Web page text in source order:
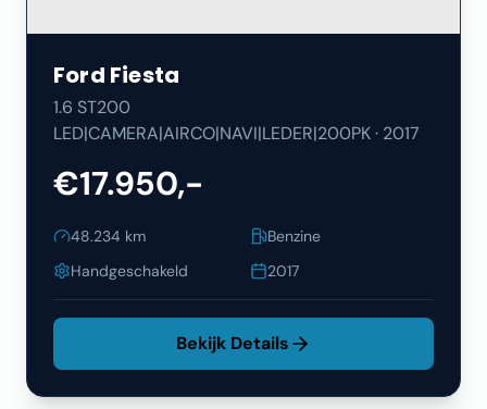
Ford Fiesta
1.6 ST200
LED|CAMERA|AIRCO|NAVI|LEDER|200PK· 2017
€17.950,-
48.234 km
Benzine
Handgeschakeld
2017
Bekijk Details